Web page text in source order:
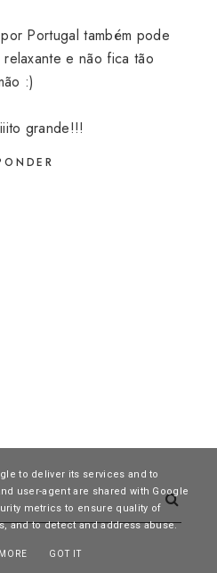
Portugal também pode
relaxante e não fica tão
:)
grande!!!
to deliver its services and to
user-agent are shared with Google
metrics to ensure quality of
and to detect and address abuse.
GOT IT